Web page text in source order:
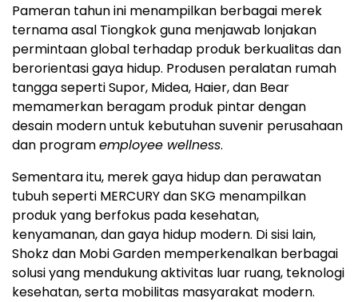
Pameran tahun ini menampilkan berbagai merek
ternama asal Tiongkok guna menjawab lonjakan
permintaan global terhadap produk berkualitas dan
berorientasi gaya hidup. Produsen peralatan rumah
tangga seperti Supor, Midea, Haier, dan Bear
memamerkan beragam produk pintar dengan
desain modern untuk kebutuhan suvenir perusahaan
dan programemployee wellness.
Sementara itu, merek gaya hidup dan perawatan
tubuh seperti MERCURY dan SKG menampilkan
produk yang berfokus pada kesehatan,
kenyamanan, dan gaya hidup modern. Di sisi lain,
Shokz dan Mobi Garden memperkenalkan berbagai
solusi yang mendukung aktivitas luar ruang, teknologi
kesehatan, serta mobilitas masyarakat modern.